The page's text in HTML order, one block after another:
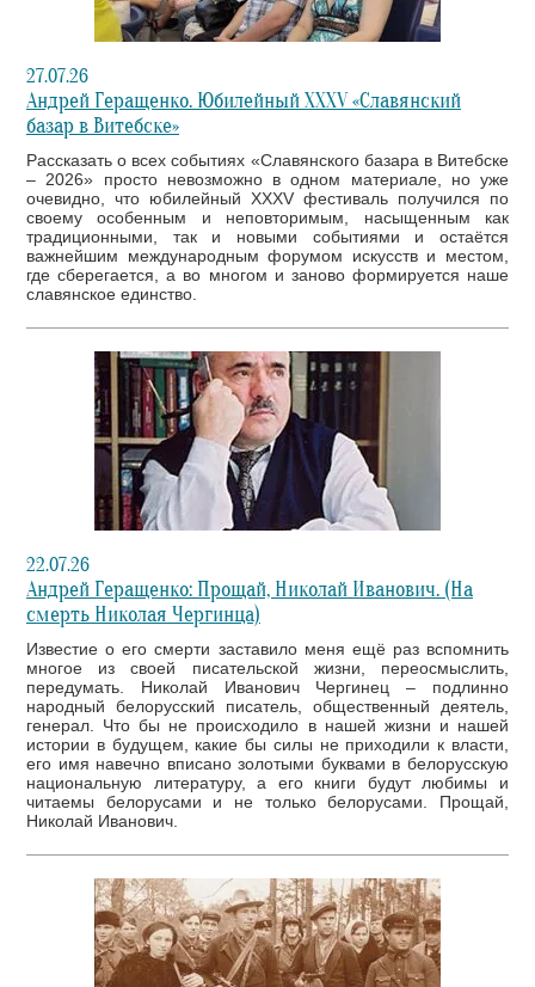
27.07.26
Андрей Геращенко. Юбилейный XXXV «Славянский
базар в Витебске»
Рассказать о всех событиях «Славянского базара в Витебске
– 2026» просто невозможно в одном материале, но уже
очевидно, что юбилейный XXXV фестиваль получился по
своему особенным и неповторимым, насыщенным как
традиционными, так и новыми событиями и остаётся
важнейшим международным форумом искусств и местом,
где сберегается, а во многом и заново формируется наше
славянское единство.
22.07.26
Андрей Геращенко: Прощай, Николай Иванович. (На
смерть Николая Чергинца)
Известие о его смерти заставило меня ещё раз вспомнить
многое из своей писательской жизни, переосмыслить,
передумать. Николай Иванович Чергинец – подлинно
народный белорусский писатель, общественный деятель,
генерал. Что бы не происходило в нашей жизни и нашей
истории в будущем, какие бы силы не приходили к власти,
его имя навечно вписано золотыми буквами в белорусскую
национальную литературу, а его книги будут любимы и
читаемы белорусами и не только белорусами. Прощай,
Николай Иванович.